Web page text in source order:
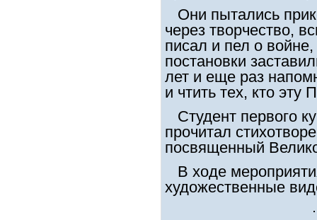
Они пытались
через творчество,
писал и пел о
постановки
лет и еще раз
и чтить тех, кто
Студент первого
прочитал
посвященный
В ходе
художественные